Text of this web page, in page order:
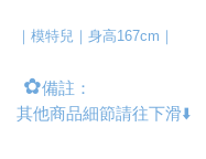
｜模特兒｜身高167cm｜
✿備註：
其他商品細節請往下滑⬇️